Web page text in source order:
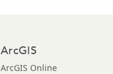
ArcGIS
ArcGIS Online